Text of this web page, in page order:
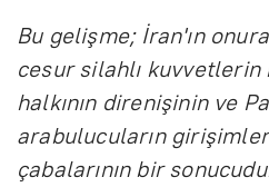
Bu gelişme; İran'ın
cesur silahlı kuvvetlerin
halkının direnişinin ve
arabulucuların
çabalarının bir